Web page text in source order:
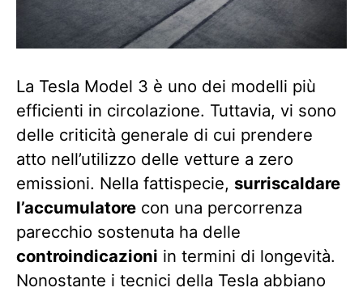
La Tesla Model 3 è uno dei modelli più
efficienti in circolazione. Tuttavia, vi sono
delle criticità generale di cui prendere
atto nell’utilizzo delle vetture a zero
emissioni. Nella fattispecie, surriscaldare
l’accumulatore con una percorrenza
parecchio sostenuta ha delle
controindicazioni in termini di longevità.
Nonostante i tecnici della Tesla abbiano